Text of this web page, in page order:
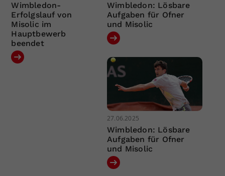
Wimbledon-
Erfolgslauf von
Misolic im
Hauptbewerb
beendet
Wimbledon: Lösbare
Aufgaben für Ofner
und Misolic
27.06.2025
Wimbledon: Lösbare
Aufgaben für Ofner
und Misolic